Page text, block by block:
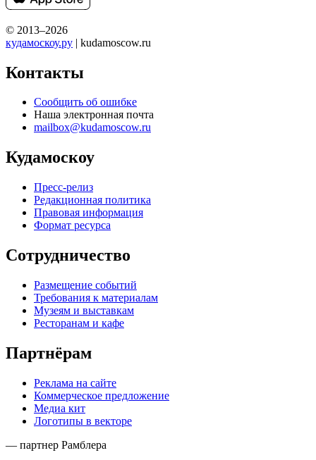
© 2013–2026
кудамоскоу.ру | kudamoscow.ru
Контакты
Сообщить об ошибке
Наша электронная почта
mailbox@kudamoscow.ru
Кудамоскоу
Пресс-релиз
Редакционная политика
Правовая информация
Формат ресурса
Сотрудничество
Размещение событий
Требования к материалам
Музеям и выставкам
Ресторанам и кафе
Партнёрам
Реклама на сайте
Коммерческое предложение
Медиа кит
Логотипы в векторе
— партнер Рамблера